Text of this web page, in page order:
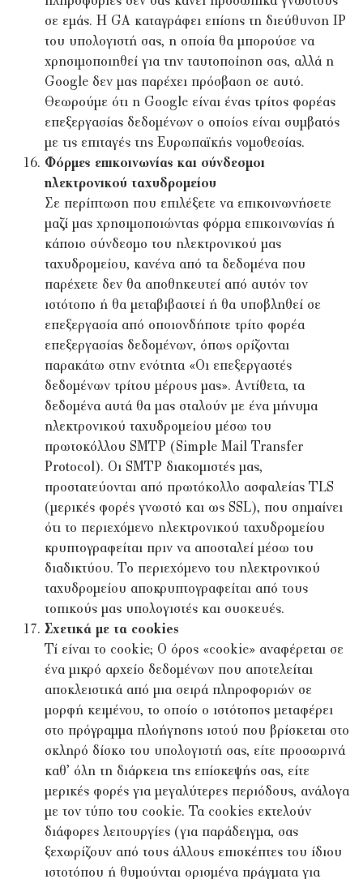
σε εμάς. Η GA καταγράφει επίσης τη διεύθυνση IP
του υπολογιστή σας, η οποία θα μπορούσε να
χρησιμοποιηθεί για την ταυτοποίηση σας, αλλά η
Google δεν μας παρέχει πρόσβαση σε αυτό.
Θεωρούμε ότι η Google είναι ένας τρίτος φορέας
επεξεργασίας δεδομένων ο οποίος είναι συμβατός
με τις επιταγές της Ευρωπαϊκής νομοθεσίας.
Φόρμες επικοινωνίας και σύνδεσμοι
ηλεκτρονικού ταχυδρομείου
Σε περίπτωση που επιλέξετε να επικοινωνήσετε
μαζί μας χρησιμοποιώντας φόρμα επικοινωνίας ή
κάποιο σύνδεσμο του ηλεκτρονικού μας
ταχυδρομείου, κανένα από τα δεδομένα που
παρέχετε δεν θα αποθηκευτεί από αυτόν τον
ιστότοπο ή θα μεταβιβαστεί ή θα υποβληθεί σε
επεξεργασία από οποιονδήποτε τρίτο φορέα
επεξεργασίας δεδομένων, όπως ορίζονται
παρακάτω στην ενότητα «Οι επεξεργαστές
δεδομένων τρίτου μέρους μας». Αντίθετα, τα
δεδομένα αυτά θα μας σταλούν με ένα μήνυμα
ηλεκτρονικού ταχυδρομείου μέσω του
πρωτοκόλλου SMTP (Simple Mail Transfer
Protocol). Οι SMTP διακομιστές μας,
προστατεύονται από πρωτόκολλο ασφαλείας TLS
(μερικές φορές γνωστό και ως SSL), που σημαίνει
ότι το περιεχόμενο ηλεκτρονικού ταχυδρομείου
κρυπτογραφείται πριν να αποσταλεί μέσω του
διαδικτύου. Το περιεχόμενο του ηλεκτρονικού
ταχυδρομείου αποκρυπτογραφείται από τους
τοπικούς μας υπολογιστές και συσκευές.
Σχετικά με τα cookies
Τί είναι το cookie; Ο όρος «cookie» αναφέρεται σε
ένα μικρό αρχείο δεδομένων που αποτελείται
αποκλειστικά από μια σειρά πληροφοριών σε
μορφή κειμένου, το οποίο ο ιστότοπος μεταφέρει
στο πρόγραμμα πλοήγησης ιστού που βρίσκεται στο
σκληρό δίσκο του υπολογιστή σας, είτε προσωρινά
καθ’ όλη τη διάρκεια της επίσκεψής σας, είτε
μερικές φορές για μεγαλύτερες περιόδους, ανάλογα
με τον τύπο του cookie. Τα cookies εκτελούν
διάφορες λειτουργίες (για παράδειγμα, σας
ξεχωρίζουν από τους άλλους επισκέπτες του ίδιου
ιστοτόπου ή θυμούνται ορισμένα πράγματα για